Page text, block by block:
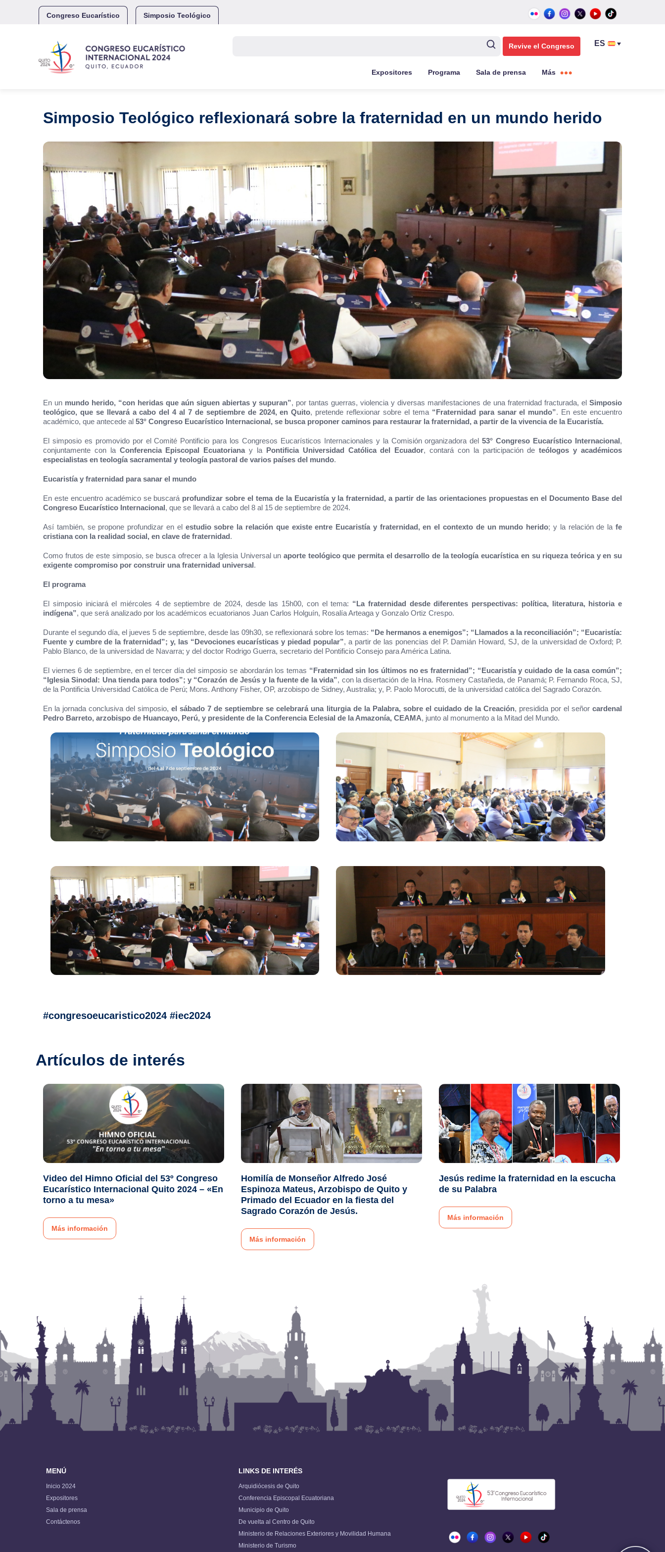
Congreso Eucarístico Simposio Teológico
Revive el Congreso
Expositores Programa Sala de prensa Más
Simposio Teológico reflexionará sobre la fraternidad en un mundo herido
En un mundo herido, “con heridas que aún siguen abiertas y supuran”, por tantas guerras, violencia y diversas manifestaciones de una fraternidad fracturada, el Simposio
teológico, que se llevará a cabo del 4 al 7 de septiembre de 2024, en Quito, pretende reflexionar sobre el tema “Fraternidad para sanar el mundo”. En este encuentro
académico, que antecede al 53° Congreso Eucarístico Internacional, se busca proponer caminos para restaurar la fraternidad, a partir de la vivencia de la Eucaristía.
El simposio es promovido por el Comité Pontificio para los Congresos Eucarísticos Internacionales y la Comisión organizadora del53° Congreso Eucarístico Internacional,
conjuntamente con la Conferencia Episcopal Ecuatorianay la Pontificia Universidad Católica del Ecuador, contará con la participación deteólogos y académicos
especialistas en teología sacramental y teología pastoral de varios países del mundo.
Eucaristía y fraternidad para sanar el mundo
En este encuentro académico se buscará profundizar sobre el tema de la Eucaristía y la fraternidad, a partir de las orientaciones propuestas en el Documento Base del
Congreso Eucarístico Internacional, que se llevará a cabo del 8 al 15 de septiembre de 2024.
Así también, se propone profundizar en el estudio sobre la relación que existe entre Eucaristía y fraternidad, en el contexto de un mundo herido; y la relación de lafe
cristiana con la realidad social, en clave de fraternidad.
Como frutos de este simposio, se busca ofrecer a la Iglesia Universal un aporte teológico que permita el desarrollo de la teología eucarística en su riqueza teórica y en su
exigente compromiso por construir una fraternidad universal.
El programa
El simposio iniciará el miércoles 4 de septiembre de 2024, desde las 15h00, con el tema: “La fraternidad desde diferentes perspectivas: política, literatura, historia e
indígena”, que será analizado por los académicos ecuatorianos Juan Carlos Holguín, Rosalía Arteaga y Gonzalo Ortiz Crespo.
Durante el segundo día, el jueves 5 de septiembre, desde las 09h30, se reflexionará sobre los temas: “De hermanos a enemigos”; “Llamados a la reconciliación”; “Eucaristía:
Fuente y cumbre de la fraternidad”; y, las “Devociones eucarísticas y piedad popular”, a partir de las ponencias del P. Damián Howard, SJ, de la universidad de Oxford; P.
Pablo Blanco, de la universidad de Navarra; y del doctor Rodrigo Guerra, secretario del Pontificio Consejo para América Latina.
El viernes 6 de septiembre, en el tercer día del simposio se abordarán los temas “Fraternidad sin los últimos no es fraternidad”; “Eucaristía y cuidado de la casa común”;
“Iglesia Sinodal: Una tienda para todos”; y “Corazón de Jesús y la fuente de la vida”, con la disertación de la Hna. Rosmery Castañeda, de Panamá; P. Fernando Roca, SJ,
de la Pontificia Universidad Católica de Perú; Mons. Anthony Fisher, OP, arzobispo de Sidney, Australia; y, P. Paolo Morocutti, de la universidad católica del Sagrado Corazón.
En la jornada conclusiva del simposio,el sábado 7 de septiembre se celebrará una liturgia de la Palabra, sobre el cuidado de la Creación, presidida por el señorcardenal
Pedro Barreto, arzobispo de Huancayo, Perú, y presidente de la Conferencia Eclesial de la Amazonía, CEAMA, junto al monumento a la Mitad del Mundo.
#congresoeucaristico2024 #iec2024
Artículos de interés
Video del Himno Oficial del 53º Congreso
Eucarístico Internacional Quito 2024 – «En
torno a tu mesa»
Más información
Homilía de Monseñor Alfredo José
Espinoza Mateus, Arzobispo de Quito y
Primado del Ecuador en la fiesta del
Sagrado Corazón de Jesús.
Más información
Jesús redime la fraternidad en la escucha
de su Palabra
Más información
MENÚ
Inicio 2024
Expositores
Sala de prensa
Contáctenos
LINKS DE INTERÉS
Arquidiócesis de Quito
Conferencia Episcopal Ecuatoriana
Municipio de Quito
De vuelta al Centro de Quito
Ministerio de Relaciones Exteriores y Movilidad Humana
Ministerio de Turismo